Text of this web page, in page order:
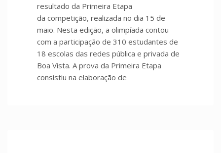
resultado da Primeira Etapa
da competição, realizada no dia 15 de
maio. Nesta edição, a olimpíada contou
com a participação de 310 estudantes de
18 escolas das redes pública e privada de
Boa Vista. A prova da Primeira Etapa
consistiu na elaboração de